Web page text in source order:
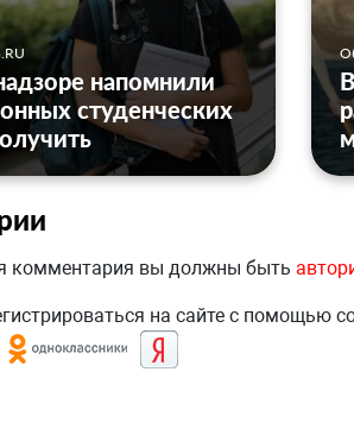
напомнили
студенческих
комментария вы должны быть
на сайте с помощью